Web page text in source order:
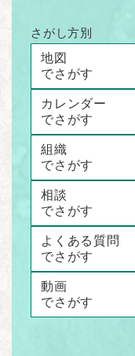
さがし方別
地図
でさがす
カレンダー
でさがす
組織
でさがす
相談
でさがす
よくある質問
でさがす
動画
でさがす